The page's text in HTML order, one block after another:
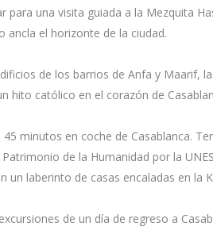
para una visita guiada a la Mezquita
ancla el horizonte de la ciudad.
de los barrios de Anfa y
hito católico en el corazón de
minutos en coche de Casablanca.
de la Humanidad por la
laberinto de casas encaladas en la
de un día de regreso a